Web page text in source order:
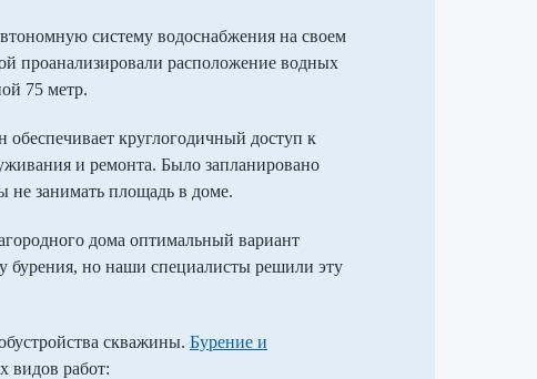
систему водоснабжения на своем
проанализировали расположение водных
75 метр.
обеспечивает круглогодичный доступ к
и ремонта. Было запланировано
не занимать площадь в доме.
дома оптимальный вариант
бурения, но наши специалисты решили эту
скважины. Бурение и
видов работ: